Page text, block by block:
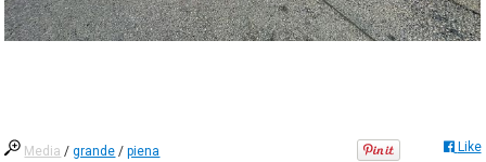
Media /grande /piena Like